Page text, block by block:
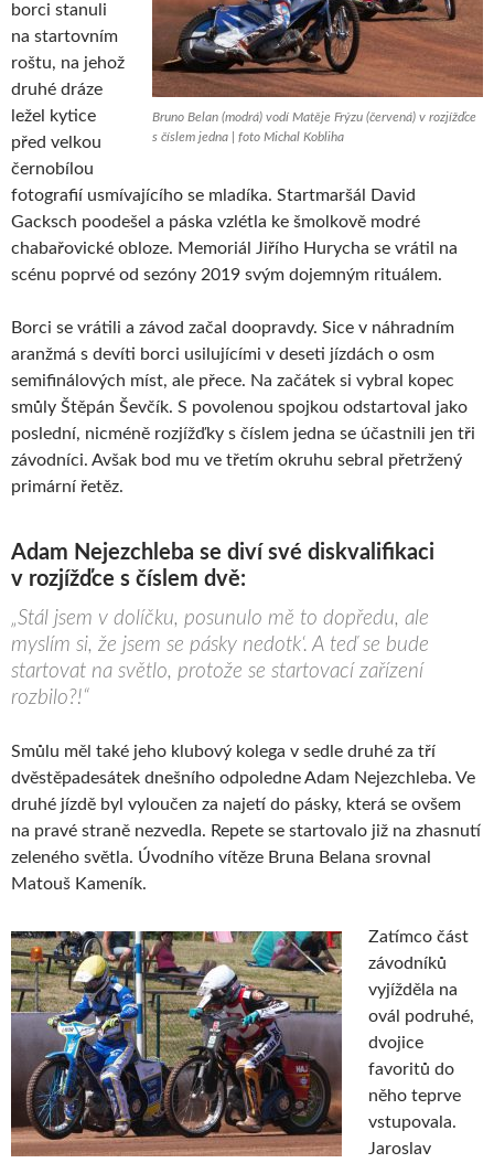
Bruno Belan (modrá) vodí Matěje Frýzu (červená) v rozjížďce
s číslem jedna | foto Michal Kobliha
borci stanuli
na startovním
roštu, na jehož
druhé dráze
ležel kytice
před velkou
černobílou
fotografií usmívajícího se mladíka. Startmaršál David
Gacksch poodešel a páska vzlétla ke šmolkově modré
chabařovické obloze. Memoriál Jiřího Hurycha se vrátil na
scénu poprvé od sezóny 2019 svým dojemným rituálem.
Borci se vrátili a závod začal doopravdy. Sice v náhradním
aranžmá s devíti borci usilujícími v deseti jízdách o osm
semifinálových míst, ale přece. Na začátek si vybral kopec
smůly Štěpán Ševčík. S povolenou spojkou odstartoval jako
poslední, nicméně rozjížďky s číslem jedna se účastnili jen tři
závodníci. Avšak bod mu ve třetím okruhu sebral přetržený
primární řetěz.
Adam Nejezchleba se diví své diskvalifikaci
v rozjížďce s číslem dvě:
„Stál jsem v dolíčku, posunulo mě to dopředu, ale
myslím si, že jsem se pásky nedotk‘. A teď se bude
startovat na světlo, protože se startovací zařízení
rozbilo?!“
Smůlu měl také jeho klubový kolega v sedle druhé za tří
dvěstěpadesátek dnešního odpoledne Adam Nejezchleba. Ve
druhé jízdě byl vyloučen za najetí do pásky, která se ovšem
na pravé straně nezvedla. Repete se startovalo již na zhasnutí
zeleného světla. Úvodního vítěze Bruna Belana srovnal
Matouš Kameník.
Zatímco část
závodníků
vyjížděla na
ovál podruhé,
dvojice
favoritů do
něho teprve
vstupovala.
Jaroslav